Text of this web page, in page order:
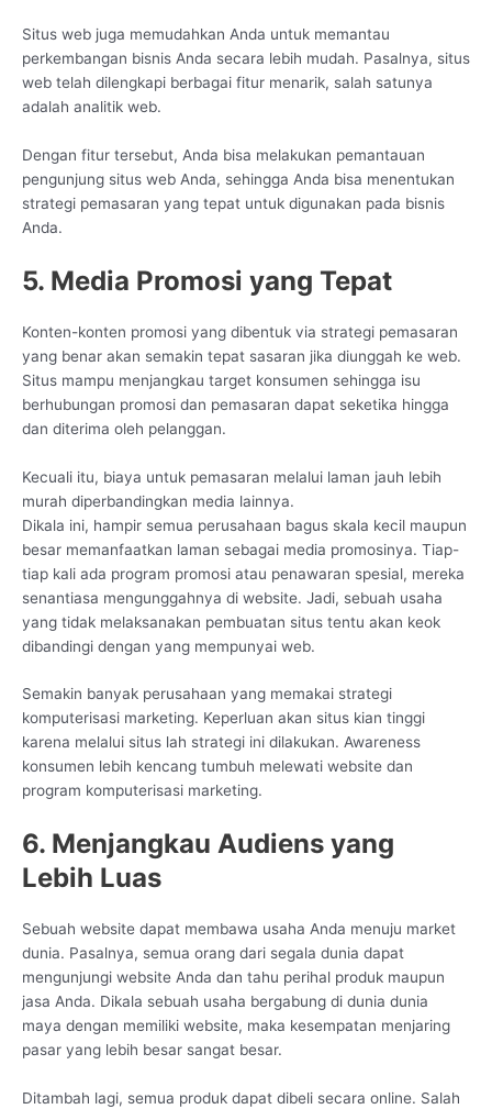
Situs web juga memudahkan Anda untuk memantau
perkembangan bisnis Anda secara lebih mudah. Pasalnya, situs
web telah dilengkapi berbagai fitur menarik, salah satunya
adalah analitik web.
Dengan fitur tersebut, Anda bisa melakukan pemantauan
pengunjung situs web Anda, sehingga Anda bisa menentukan
strategi pemasaran yang tepat untuk digunakan pada bisnis
Anda.
5. Media Promosi yang Tepat
Konten-konten promosi yang dibentuk via strategi pemasaran
yang benar akan semakin tepat sasaran jika diunggah ke web.
Situs mampu menjangkau target konsumen sehingga isu
berhubungan promosi dan pemasaran dapat seketika hingga
dan diterima oleh pelanggan.
Kecuali itu, biaya untuk pemasaran melalui laman jauh lebih
murah diperbandingkan media lainnya.
Dikala ini, hampir semua perusahaan bagus skala kecil maupun
besar memanfaatkan laman sebagai media promosinya. Tiap-
tiap kali ada program promosi atau penawaran spesial, mereka
senantiasa mengunggahnya di website. Jadi, sebuah usaha
yang tidak melaksanakan pembuatan situs tentu akan keok
dibandingi dengan yang mempunyai web.
Semakin banyak perusahaan yang memakai strategi
komputerisasi marketing. Keperluan akan situs kian tinggi
karena melalui situs lah strategi ini dilakukan. Awareness
konsumen lebih kencang tumbuh melewati website dan
program komputerisasi marketing.
6. Menjangkau Audiens yang
Lebih Luas
Sebuah website dapat membawa usaha Anda menuju market
dunia. Pasalnya, semua orang dari segala dunia dapat
mengunjungi website Anda dan tahu perihal produk maupun
jasa Anda. Dikala sebuah usaha bergabung di dunia dunia
maya dengan memiliki website, maka kesempatan menjaring
pasar yang lebih besar sangat besar.
Ditambah lagi, semua produk dapat dibeli secara online. Salah